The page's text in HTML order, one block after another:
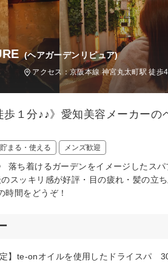
(ヘアガーデンリピュア)
アクセス：京阪本線 神宮丸太町駅 徒
歩１分♪♪》愛知美容メーカー
まる・使える メンズ歓迎
落ち着けるガーデンをイメージした
スッキリ感が好評・目の疲れ・髪の
時間をどうぞ！
定】te-onオイルを使用したドライスパ